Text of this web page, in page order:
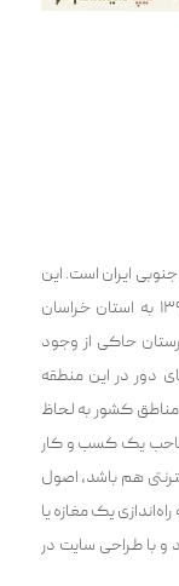
ایران است. این
شهر قبل‌تر جزئی از استان یزد بود که در سال ۱۳۹۱ به استان خراسان
حاکی از وجود
دور در این منطقه
کشور به لحاظ
صاحب یک کسب و کار
هم باشد، اصول
یک مغازه یا
با طراحی سایت در